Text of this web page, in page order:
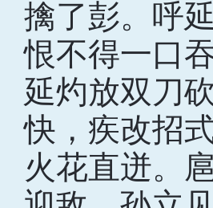
擒了彭。呼
恨不得一口
延灼放双刀
快，疾改招
火花直迸。